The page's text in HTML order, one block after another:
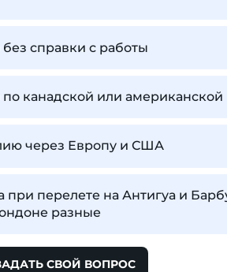
справки с работы
канадской или американской
через Европу и США
перелете на Антигуа и
разные
СВОЙ ВОПРОС